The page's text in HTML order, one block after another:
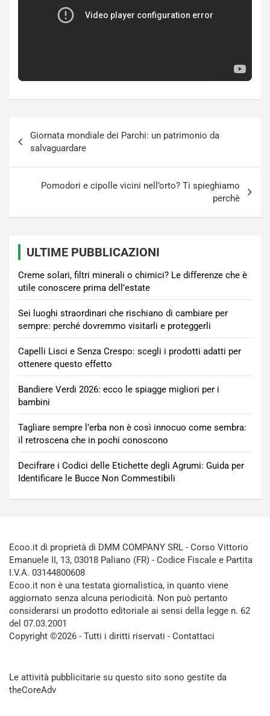
articoli
Giornata mondiale dei Parchi: un patrimonio da
salvaguardare
Pomodori e cipolle vicini nell’orto? Ti spieghiamo
perchè
ULTIME PUBBLICAZIONI
Creme solari, filtri minerali o chimici? Le differenze che è
utile conoscere prima dell’estate
Sei luoghi straordinari che rischiano di cambiare per
sempre: perché dovremmo visitarli e proteggerli
Capelli Lisci e Senza Crespo: scegli i prodotti adatti per
ottenere questo effetto
Bandiere Verdi 2026: ecco le spiagge migliori per i
bambini
Tagliare sempre l’erba non è così innocuo come sembra:
il retroscena che in pochi conoscono
Decifrare i Codici delle Etichette degli Agrumi: Guida per
Identificare le Bucce Non Commestibili
Ecoo.it di proprietà di DMM COMPANY SRL - Corso Vittorio
Emanuele II, 13, 03018 Paliano (FR) - Codice Fiscale e Partita
I.V.A. 03144800608
Ecoo.it non è una testata giornalistica, in quanto viene
aggiornato senza alcuna periodicità. Non può pertanto
considerarsi un prodotto editoriale ai sensi della legge n. 62
del 07.03.2001
Copyright ©2026 - Tutti i diritti riservati - Contattaci
Le attività pubblicitarie su questo sito sono gestite da
theCoreAdv